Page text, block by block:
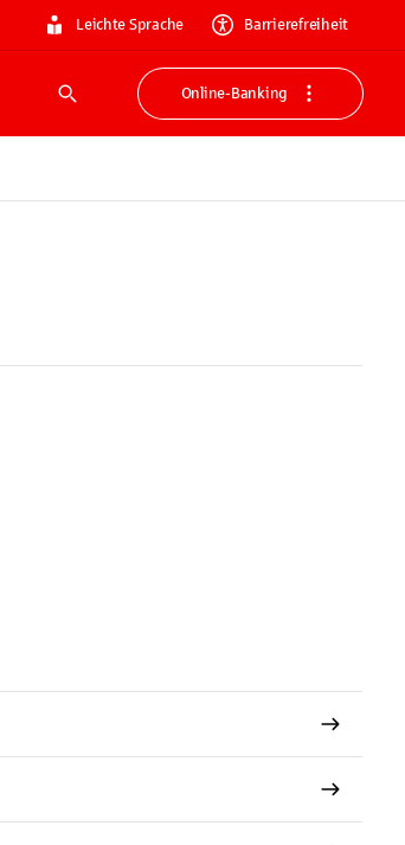
Leichte Sprache Barrierefreiheit
Suche
Online-Banking